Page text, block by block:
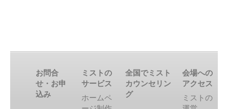
お問合
せ・お申
込み
ミストの
サービス
ホームペ
全国でミスト
カウンセリン
グ
会場への
アクセス
ミストの